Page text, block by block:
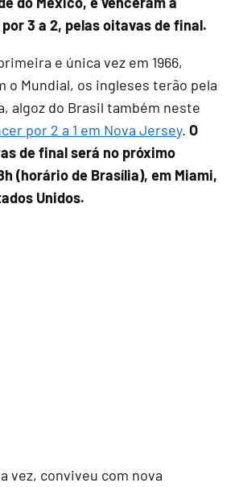
3 a 2, pelas oitavas de final.
e única vez em 1966,
o Mundial, os ingleses terão pela
algoz do Brasil também neste
por 2 a 1 em Nova Jersey.O
de final será no próximo
(horário de Brasília), em Miami,
Unidos.
vez, conviveu com nova